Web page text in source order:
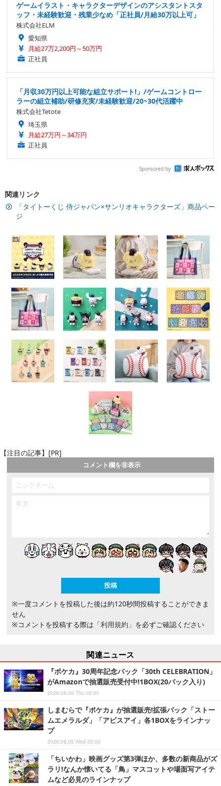
ゲームイラスト・キャラクターデザインのアシスタントスタ
ッフ・未経験歓迎・残業少なめ「正社員/月給30万以上可」
株式会社ELM
愛知県
月給27万2,200円～50万円
正社員
「月収30万円以上可能な組立サポート!」/ゲームコントロー
ラーの組立補助/研修充実/未経験歓迎/20~30代活躍中
株式会社Tetote
埼玉県
月給27万円～34万円
正社員
Sponsored by
関連リンク
「タイトーくじ 侍ジャパン×サンリオキャラクターズ」商品ペー
ジ
【注目の記事】[PR]
コメント欄を非表示
※一度コメントを投稿した後は約120秒間投稿することができま
せん
※コメントを投稿する際は 「利用規約」 を必ずご確認ください
関連ニュース
『ポケカ』30周年記念パック「30th CELEBRATION」
がAmazonで抽選販売受付中!1BOX(20パック入り)
2026.08.06 Thu 03:30
しまむらで『ポケカ』が抽選販売!拡張パック「ストー
ムエメラルダ」「アビスアイ」各1BOXをラインナッ
プ
2026.08.05 Wed 05:00
「ちいかわ」映画グッズ第3弾ほか、多数の新商品がズ
ラリ!なんか懐いてる「鳥」マスコットや場面写アイテ
ムなど必見のラインナップ